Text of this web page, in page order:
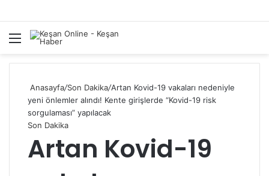
Menü
Anasayfa/Son Dakika/Artan Kovid-19 vakaları nedeniyle
yeni önlemler alındı! Kente girişlerde “Kovid-19 risk
sorgulaması” yapılacak
Son Dakika
Artan Kovid-19